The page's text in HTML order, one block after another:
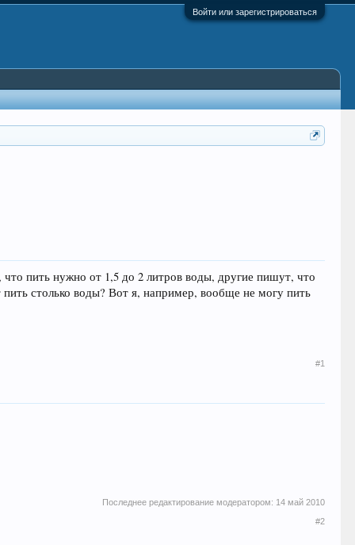
Войти или зарегистрироваться
пить нужно от 1,5 до 2 литров воды, другие пишут, что
столько воды? Вот я, например, вообще не могу пить
#1
Последнее редактирование модератором: 14 май 2010
#2